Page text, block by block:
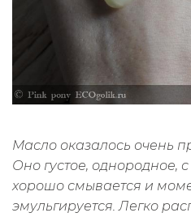
Масло оказалось очень
Оно густое, однородное,
хорошо смывается и
эмульгируется. Легко